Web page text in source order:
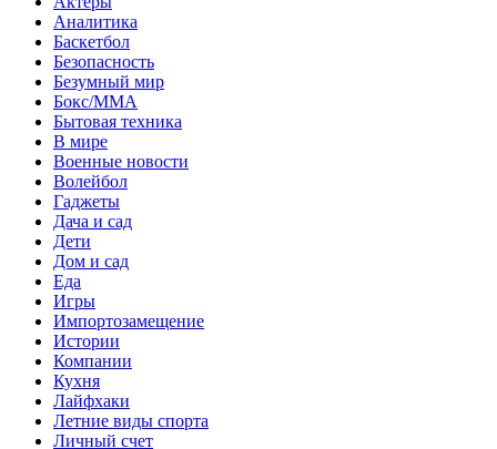
Аналитика
Баскетбол
Безопасность
Безумный мир
Бокс/MMA
Бытовая техника
В мире
Военные новости
Волейбол
Гаджеты
Дача и сад
Дети
Дом и сад
Еда
Игры
Импортозамещение
Истории
Компании
Кухня
Лайфхаки
Летние виды спорта
Личный счет